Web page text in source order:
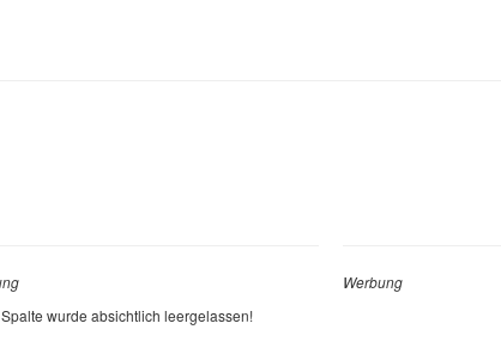
wurde absichtlich leergelassen!
Werbung